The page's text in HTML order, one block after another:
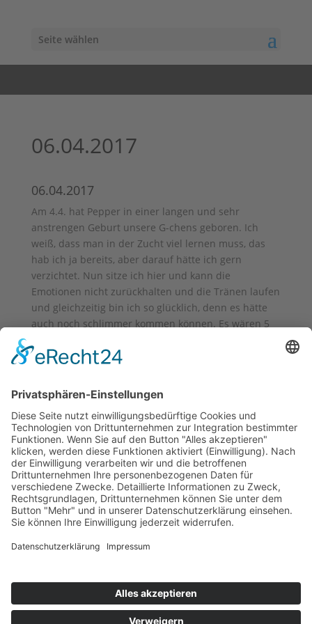
Seite wählen
06.04.2017
06.04.2017
Am 4.4. hat Pepper in einer langen und sehr
anstrengen Geburt unsere G-chens geboren. Ich
weiß, dass man in der Zucht viel lernen muss, das
hab ich ja bereits, aber darauf hätte ich gern
verzichtet. Nun sitze ich hier und kann die
Emotionen nicht zurückhalten und die Tränen laufen
und gleichzeitig bin ich so glücklich, denn es hätte
auch noch schlimmer kommen können. Es wären 5
Hündinnen und 1 Rüde…
nicht so, wie ich es mir und ihr gewünscht hätte.
Sie ist eine großartige Hündin, eine wundervolle
Mama und ich bin glücklich das sie es geschafft hat.
Liebe Susanne Bona, ich bin dir so dankbar für deine
Unterstützung und mehr als froh, dass du den
letzten Welpen ohne Kaiserschnitt auf die Welt holen
konntest.
Aktualisiert: 24.04.2026